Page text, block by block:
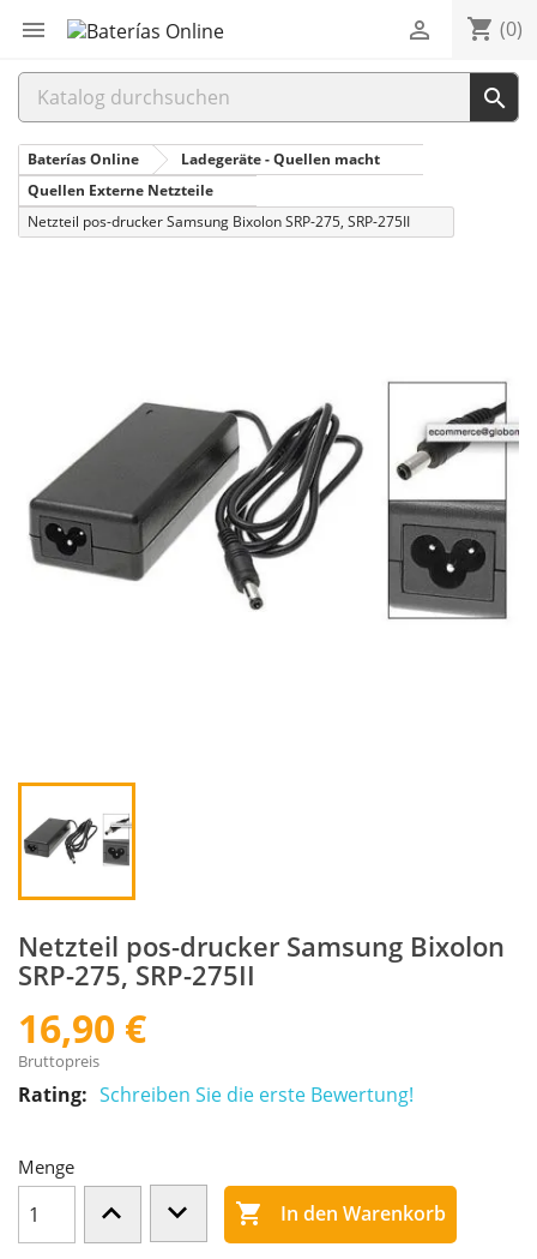
 shopping_cart (0)


Baterías Online
Ladegeräte - Quellen macht
Quellen Externe Netzteile
Netzteil pos-drucker Samsung Bixolon SRP-275, SRP-275II
Netzteil pos-drucker Samsung Bixolon
SRP-275, SRP-275II
16,90 €
Bruttopreis
Rating: Schreiben Sie die erste Bewertung!
Menge
 In den Warenkorb